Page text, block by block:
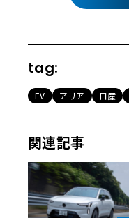
tag:
EV アリア 日産
関連記事